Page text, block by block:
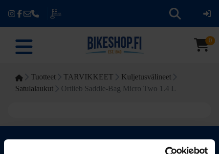
0
Tuotteet TARVIKKEET
Kuljetusvälineet
Satulalaukut
Ortlieb Saddle-Bag Micro Two 1.4 L